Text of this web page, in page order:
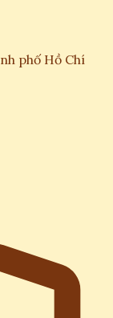
phố Hồ Chí